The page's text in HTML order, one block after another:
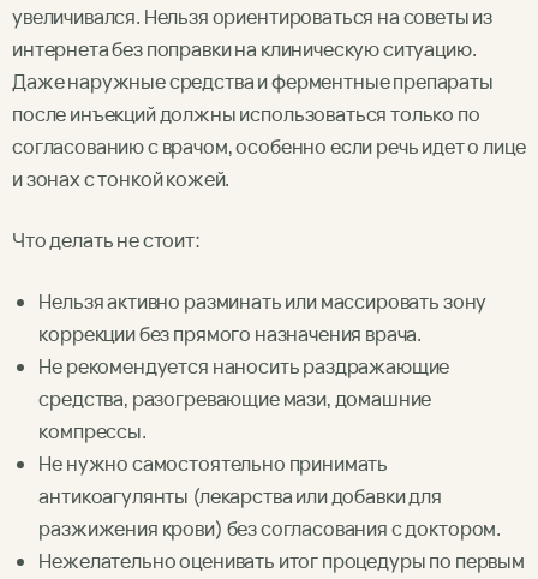
увеличивался. Нельзя ориентироваться на советы из
интернета без поправки на клиническую ситуацию.
Даже наружные средства и ферментные препараты
после инъекций должны использоваться только по
согласованию с врачом, особенно если речь идет о лице
и зонах с тонкой кожей.
Что делать не стоит:
Нельзя активно разминать или массировать зону
коррекции без прямого назначения врача.
Не рекомендуется наносить раздражающие
средства, разогревающие мази, домашние
компрессы.
Не нужно самостоятельно принимать
антикоагулянты (лекарства или добавки для
разжижения крови) без согласования с доктором.
Нежелательно оценивать итог процедуры по первым